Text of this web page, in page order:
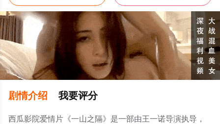
剧情介绍 我要评分
西瓜影院爱情片《一山之隔》是一部由王一诺导演执导，